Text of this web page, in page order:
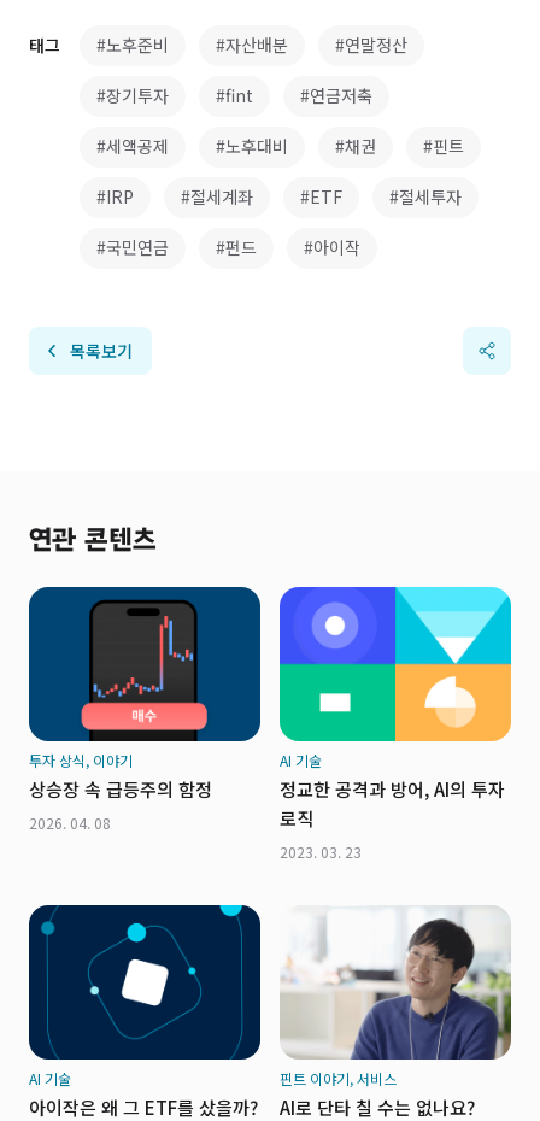
태그 #노후준비 #자산배분 #연말정산
#장기투자 #fint #연금저축
#세액공제 #노후대비 #채권 #핀트
#IRP #절세계좌 #ETF #절세투자
#국민연금 #펀드 #아이작
목록보기
연관 콘텐츠
투자 상식, 이야기
상승장 속 급등주의 함정
2026. 04. 08
AI 기술
정교한 공격과 방어, AI의 투자
로직
2023. 03. 23
AI 기술
아이작은 왜 그 ETF를 샀을까?
핀트 이야기, 서비스
AI로 단타 칠 수는 없나요?